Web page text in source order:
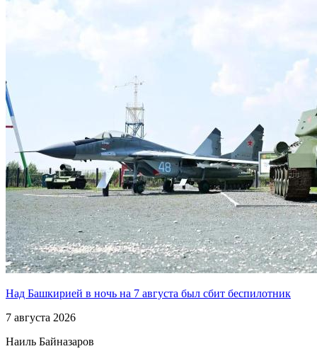
Над Башкирией в ночь на 7 августа был сбит беспилотник
7 августа 2026
Наиль Байназаров